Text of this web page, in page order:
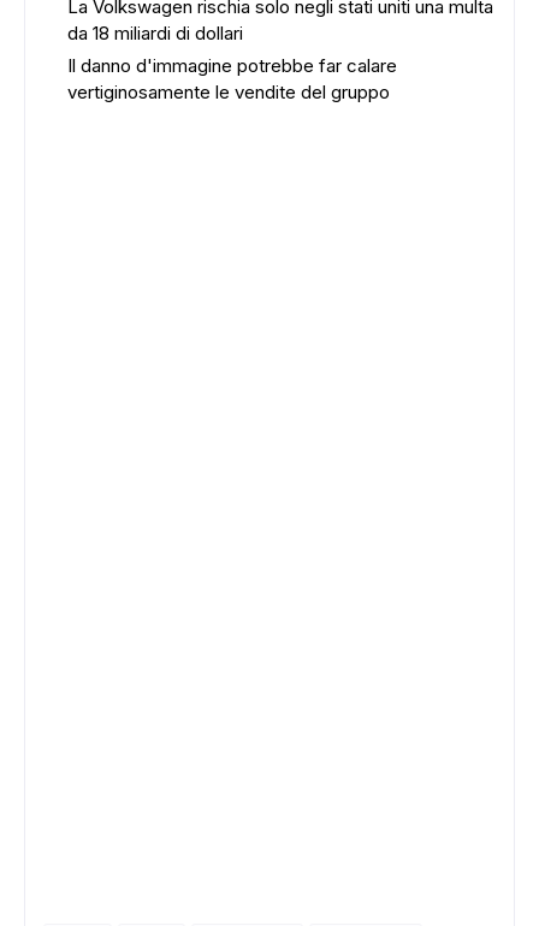
La Volkswagen rischia solo negli stati uniti una multa
da 18 miliardi di dollari
Il danno d'immagine potrebbe far calare
vertiginosamente le vendite del gruppo